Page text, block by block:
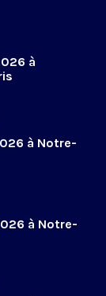
à
à Notre-
à Notre-